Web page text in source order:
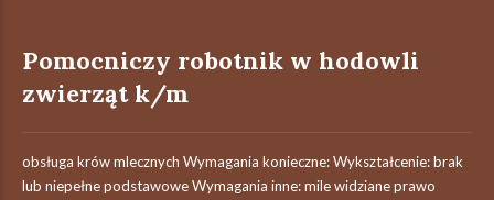
Pomocniczy robotnik w hodowli
zwierząt k/m
obsługa krów mlecznych Wymagania konieczne: Wykształcenie: brak
lub niepełne podstawowe Wymagania inne: mile widziane prawo